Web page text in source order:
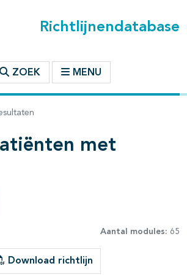
Richtlijnendatabase
ZOEK MENU
met
Aantal modules: 65
Download richtlijn
dichtklappen